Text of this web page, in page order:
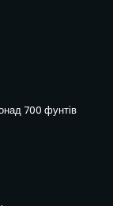
700 фунтів